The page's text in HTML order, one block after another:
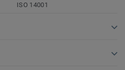
ISO 14001